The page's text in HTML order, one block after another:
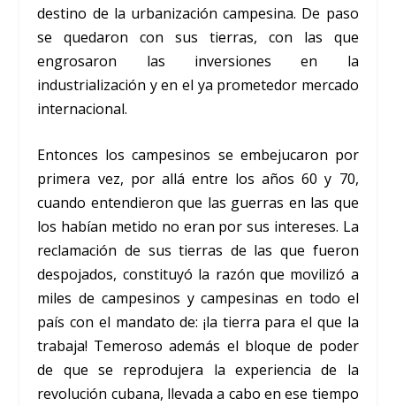
destino de la urbanización campesina. De paso
se quedaron con sus tierras, con las que
engrosaron las inversiones en la
industrialización y en el ya prometedor mercado
internacional.
Entonces los campesinos se embejucaron por
primera vez, por allá entre los años 60 y 70,
cuando entendieron que las guerras en las que
los habían metido no eran por sus intereses. La
reclamación de sus tierras de las que fueron
despojados, constituyó la razón que movilizó a
miles de campesinos y campesinas en todo el
país con el mandato de: ¡la tierra para el que la
trabaja! Temeroso además el bloque de poder
de que se reprodujera la experiencia de la
revolución cubana, llevada a cabo en ese tiempo